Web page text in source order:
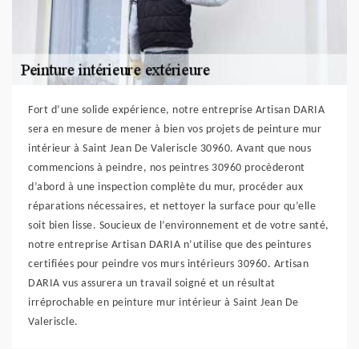
Fort d’une solide expérience, notre entreprise Artisan DARIA
sera en mesure de mener à bien vos projets de peinture mur
intérieur à Saint Jean De Valeriscle 30960. Avant que nous
commencions à peindre, nos peintres 30960 procèderont
d’abord à une inspection complète du mur, procéder aux
réparations nécessaires, et nettoyer la surface pour qu’elle
soit bien lisse. Soucieux de l’environnement et de votre santé,
notre entreprise Artisan DARIA n’utilise que des peintures
certifiées pour peindre vos murs intérieurs 30960. Artisan
DARIA vus assurera un travail soigné et un résultat
irréprochable en peinture mur intérieur à Saint Jean De
Valeriscle.